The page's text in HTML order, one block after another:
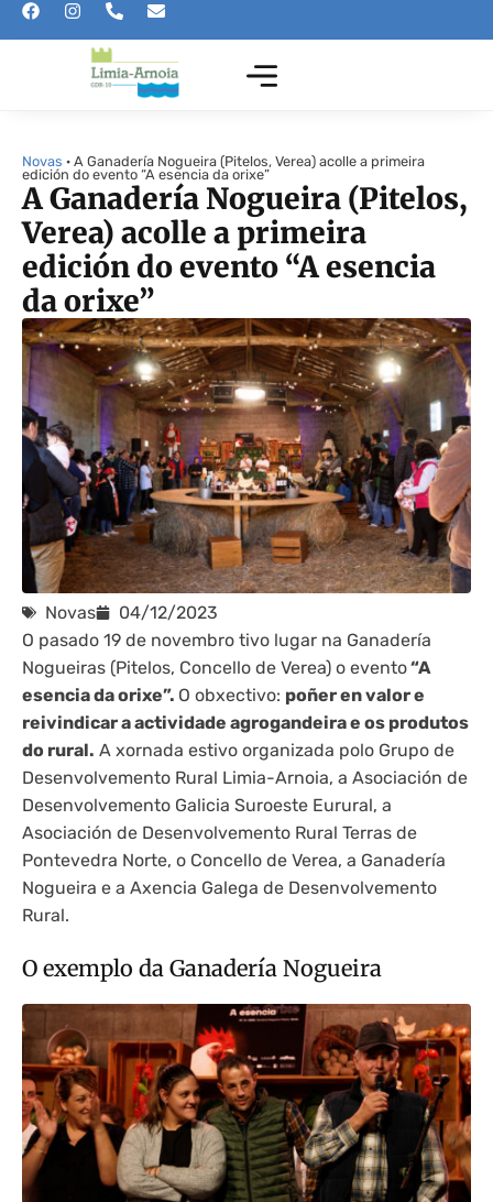
Novas · A Ganadería Nogueira (Pitelos, Verea) acolle a primeira
edición do evento “A esencia da orixe”
A Ganadería Nogueira (Pitelos,
Verea) acolle a primeira
edición do evento “A esencia
da orixe”
Novas
04/12/2023
O pasado 19 de novembro tivo lugar na Ganadería
Nogueiras (Pitelos, Concello de Verea) o evento“A
esencia da orixe”. O obxectivo: poñer en valor e
reivindicar a actividade agrogandeira e os produtos
do rural. A xornada estivo organizada polo Grupo de
Desenvolvemento Rural Limia-Arnoia, a Asociación de
Desenvolvemento Galicia Suroeste Eurural, a
Asociación de Desenvolvemento Rural Terras de
Pontevedra Norte, o Concello de Verea, a Ganadería
Nogueira e a Axencia Galega de Desenvolvemento
Rural.
O exemplo da Ganadería Nogueira